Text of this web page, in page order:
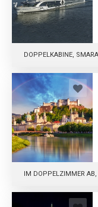
DOPPELKABINE,
IM DOPPELZIMMER AB,